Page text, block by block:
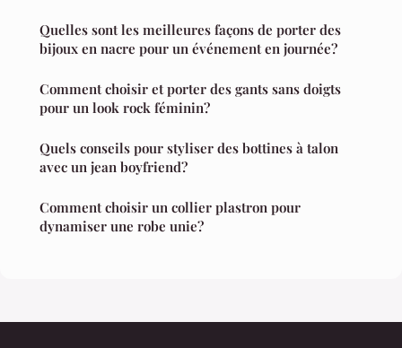
Quelles sont les meilleures façons de porter des
bijoux en nacre pour un événement en journée?
Comment choisir et porter des gants sans doigts
pour un look rock féminin?
Quels conseils pour styliser des bottines à talon
avec un jean boyfriend?
Comment choisir un collier plastron pour
dynamiser une robe unie?